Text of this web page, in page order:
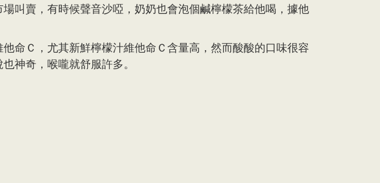
叫賣，有時候聲音沙啞，奶奶也會泡個鹹檸檬茶給他喝，據他
命Ｃ，尤其新鮮檸檬汁維他命Ｃ含量高，然而酸酸的口味很容
神奇，喉嚨就舒服許多。